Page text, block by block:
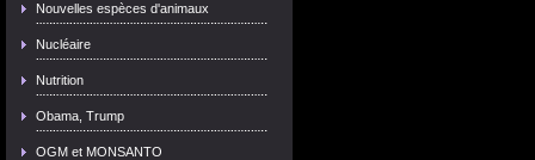
Nouvelles espèces d'animaux
Nucléaire
Nutrition
Obama, Trump
OGM et MONSANTO